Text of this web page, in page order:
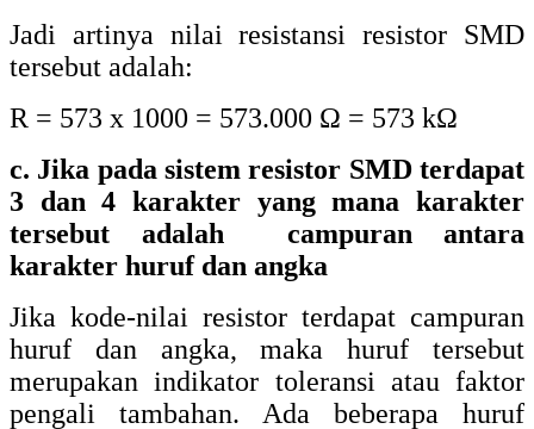
Jadi artinya nilai resistansi resistor SMD
tersebut adalah:
R = 573 x 1000 = 573.000 Ω = 573 kΩ
c. Jika pada sistem resistor SMD terdapat
3 dan 4 karakter yang mana karakter
tersebut adalah campuran antara
karakter huruf dan angka
Jika kode-nilai resistor terdapat campuran
huruf dan angka, maka huruf tersebut
merupakan indikator toleransi atau faktor
pengali tambahan. Ada beberapa huruf